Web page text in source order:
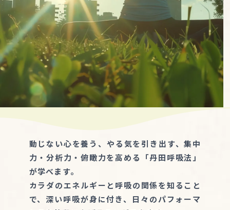
動じない心を養う、やる気を引き出す、集中
力・分析力・俯瞰力を高める「丹田呼吸法」
が学べます。
カラダのエネルギーと呼吸の関係を知ること
で、深い呼吸が身に付き、日々のパフォーマ